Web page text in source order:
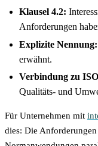
Klausel 4.2:
Anforderungen
Explizite Nennung:
erwähnt.
Verbindung zu
Qualitäts- und
Für Unternehmen mit
dies: Die